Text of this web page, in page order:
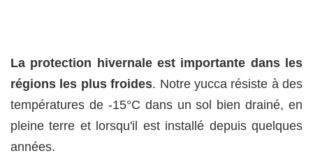
La protection hivernale est importante dans les
régions les plus froides. Notre yucca résiste à des
températures de -15°C dans un sol bien drainé, en
pleine terre et lorsqu'il est installé depuis quelques
années.